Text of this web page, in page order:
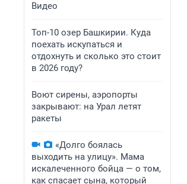
Видео
Топ-10 озер Башкирии. Куда
поехать искупаться и
отдохнуть и сколько это стоит
в 2026 году?
Воют сирены, аэропорты
закрывают: на Урал летят
ракеты
«Долго боялась
выходить на улицу». Мама
искалеченного бойца — о том,
как спасает сына, который